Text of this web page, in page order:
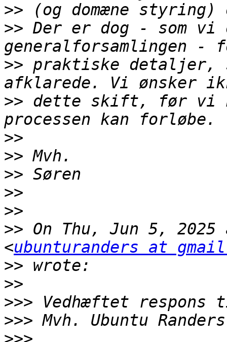
>>
>> Der er dog - som vi
>> praktiske detaljer,
>> dette skift, før vi
>>
>>
>>
>>
>>
>> On Thu, Jun 5, 2025
<ubunturanders at
>>
>>
>>>
>>>